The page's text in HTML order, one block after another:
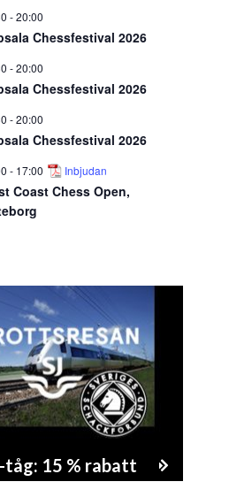
-20:00
Chessfestival 2026
-20:00
Chessfestival 2026
-20:00
Chessfestival 2026
- 17:00 Inbjudan
Coast Chess Open,
tåg: 15 % rabatt